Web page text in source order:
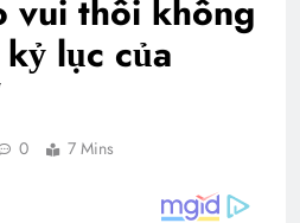
vui thôi không
lục của
0 7 Mins